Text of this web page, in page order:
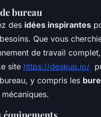
bureau
des idées inspirantes
Que vous
de travail
site https://deskup.io/
y compris les